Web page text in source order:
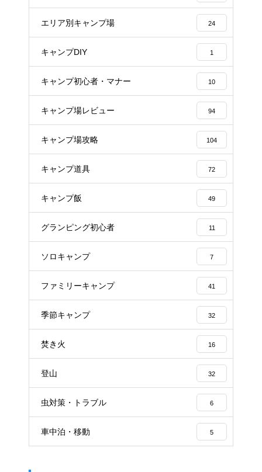
エリア別キャンプ場 24
キャンプDIY 1
キャンプ初心者・マナー 10
キャンプ場レビュー 94
キャンプ場攻略 104
キャンプ道具 72
キャンプ飯 49
グランピング初心者 11
ソロキャンプ 7
ファミリーキャンプ 41
季節キャンプ 32
焚き火 16
登山 32
虫対策・トラブル 6
車中泊・移動 5